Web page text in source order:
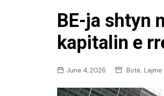
KOSOVË
SHQIPËRI
BOTË
BE-ja shtyn
kapitalin e
June 4, 2026 Botë, Lajme